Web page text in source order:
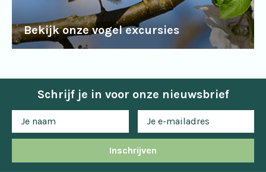
Bekijk onze vogel excursies
Schrijf je in voor onze nieuwsbrief
Inschrijven